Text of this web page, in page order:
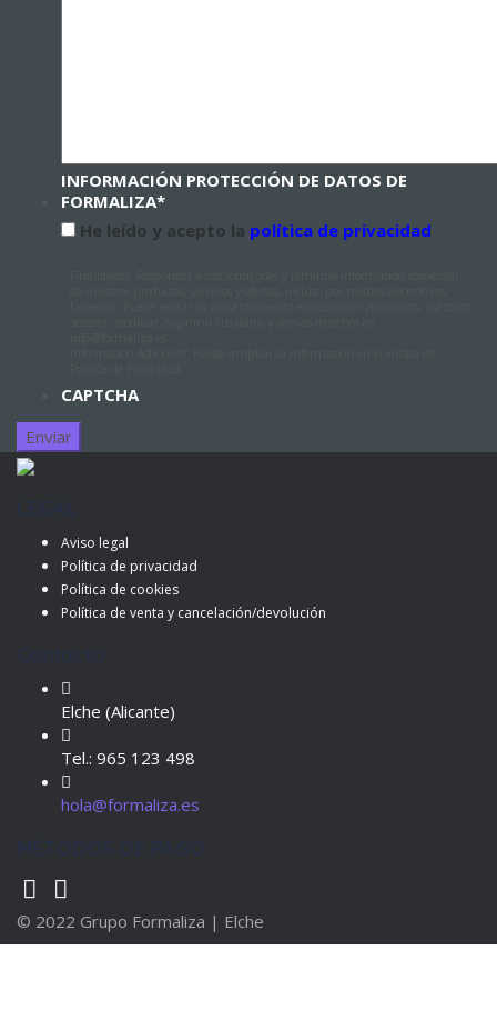
INFORMACIÓN PROTECCIÓN DE DATOS DE
FORMALIZA*
He leído y acepto la política de privacidad
CAPTCHA
Aviso legal
Política de privacidad
Política de cookies
Política de venta y cancelación/devolución
Elche (Alicante)
Tel.: 965 123 498
hola@formaliza.es
© 2022 Grupo Formaliza | Elche